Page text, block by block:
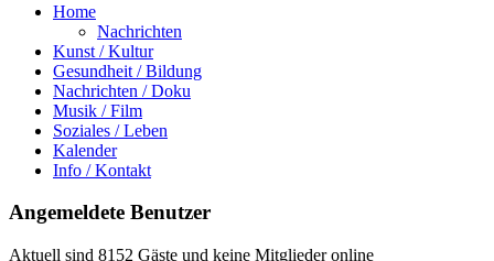
Home
Nachrichten
Kunst / Kultur
Gesundheit / Bildung
Nachrichten / Doku
Musik / Film
Soziales / Leben
Kalender
Info / Kontakt
Angemeldete Benutzer
Aktuell sind 8152 Gäste und keine Mitglieder online